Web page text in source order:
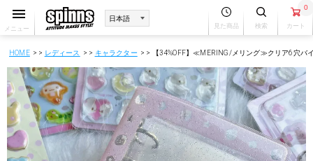
メニュー 見た商品 検索
0
カート
HOME レディース キャラクター 【34%OFF】≪MERING/メリング≫クリア6穴バ